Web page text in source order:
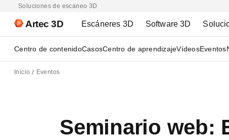
Soluciones de escaneo 3D
Artec 3D Escáneres 3D Software 3D
Centro de contenidoCasosCentro de aprendizajeVídeosEventos
Inicio Eventos
Seminario web: